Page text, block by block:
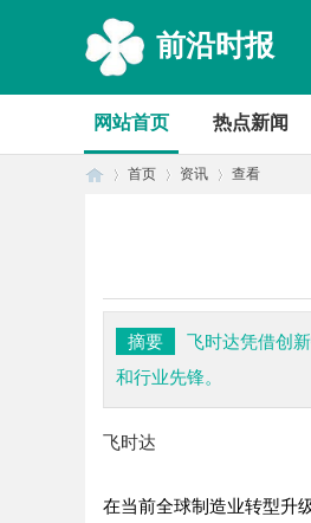
前沿时报
网站首页 热点新闻
首页 资讯 查看
摘要
飞时达凭借创
和行业先锋。
飞时达
在当前全球制造业转型升